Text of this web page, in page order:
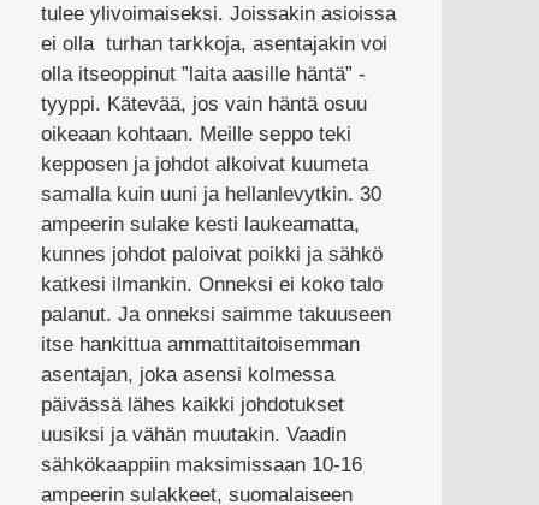
tulee ylivoimaiseksi. Joissakin asioissa
ei olla turhan tarkkoja, asentajakin voi
olla itseoppinut ”laita aasille häntä” -
tyyppi. Kätevää, jos vain häntä osuu
oikeaan kohtaan. Meille seppo teki
kepposen ja johdot alkoivat kuumeta
samalla kuin uuni ja hellanlevytkin. 30
ampeerin sulake kesti laukeamatta,
kunnes johdot paloivat poikki ja sähkö
katkesi ilmankin. Onneksi ei koko talo
palanut. Ja onneksi saimme takuuseen
itse hankittua ammattitaitoisemman
asentajan, joka asensi kolmessa
päivässä lähes kaikki johdotukset
uusiksi ja vähän muutakin. Vaadin
sähkökaappiin maksimissaan 10-16
ampeerin sulakkeet, suomalaiseen